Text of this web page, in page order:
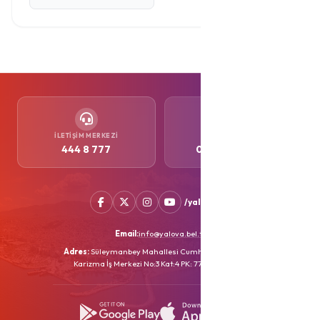
İLETIŞIM MERKEZI
444 8 777 0552 505 77 77
/yalovabld
Email:info@yalova.bel.tr
Adres:Süleymanbey Mahallesi Cumhuriyet Caddesi
Karizma İş Merkezi No:3 Kat:4 PK: 77100 YALOVA